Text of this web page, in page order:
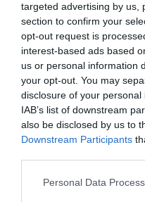
targeted advertising by us,
section to confirm your
opt-out request is
interest-based ads based
us or personal information
your opt-out. You may
disclosure of your
IAB’s list of downstream
also be disclosed by us to
Downstream Participants
Personal Data